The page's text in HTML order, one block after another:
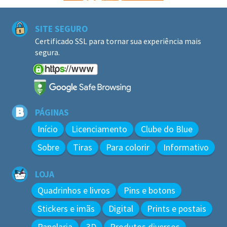
SITE SEGURO
Certificado SSL para tornar sua experiência mais
segura.
PÁGINAS
Início Licenciamento
Clube do Blue
Sobre
Tiras Para colorir Informativo
LOJA
Quadrinhos e livros
Pins e botons
Stickers e imãs
Digital
Prints e postais